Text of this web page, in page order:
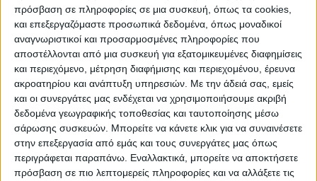
πρόσβαση σε πληροφορίες σε μια συσκευή, όπως τα cookies,
και επεξεργαζόμαστε προσωπικά δεδομένα, όπως μοναδικοί
αναγνωριστικοί και προσαρμοσμένες πληροφορίες που
αποστέλλονται από μια συσκευή για εξατομικευμένες διαφημίσεις
και περιεχόμενο, μέτρηση διαφήμισης και περιεχομένου, έρευνα
ακροατηρίου και ανάπτυξη υπηρεσιών. Με την άδειά σας, εμείς
και οι συνεργάτες μας ενδέχεται να χρησιμοποιήσουμε ακριβή
δεδομένα γεωγραφικής τοποθεσίας και ταυτοποίησης μέσω
σάρωσης συσκευών. Μπορείτε να κάνετε κλικ για να συναινέσετε
στην επεξεργασία από εμάς και τους συνεργάτες μας όπως
περιγράφεται παραπάνω. Εναλλακτικά, μπορείτε να αποκτήσετε
πρόσβαση σε πιο λεπτομερείς πληροφορίες και να αλλάξετε τις
Τελευταίες Ειδήσεις Σήμερα
Ακολούθησε την εφημερίδα ΝΕΟΣ
ΑΓΩΝ στο Google News!
Όλες οι εξελίξεις στην περιοχή της
Καρδίτσας και ευρύτερα της Θεσσαλίας
ΠΡΟΗΓΟΥΜΕΝΟ ΑΡΘΡΟ ΕΠΟΜΕΝΟ ΑΡΘΡΟ